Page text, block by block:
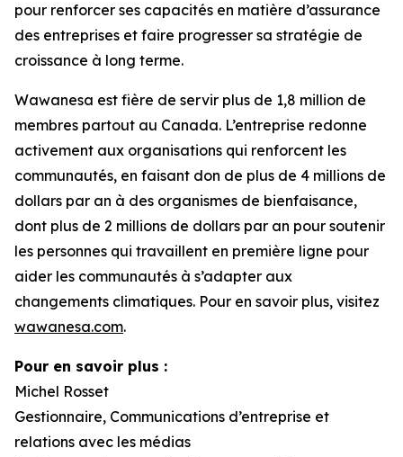
pour renforcer ses capacités en matière d’assurance
des entreprises et faire progresser sa stratégie de
croissance à long terme.
Wawanesa est fière de servir plus de 1,8 million de
membres partout au Canada. L’entreprise redonne
activement aux organisations qui renforcent les
communautés, en faisant don de plus de 4 millions de
dollars par an à des organismes de bienfaisance,
dont plus de 2 millions de dollars par an pour soutenir
les personnes qui travaillent en première ligne pour
aider les communautés à s’adapter aux
changements climatiques. Pour en savoir plus, visitez
wawanesa.com.
Pour en savoir plus :
Michel Rosset
Gestionnaire, Communications d’entreprise et
relations avec les médias